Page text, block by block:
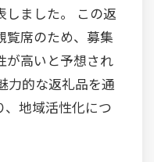
しました。 この返
覧席のため、募集
が高いと予想され
力的な返礼品を通
、地域活性化につ